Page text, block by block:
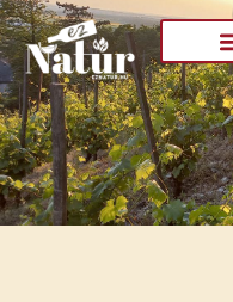
Skip
to
content